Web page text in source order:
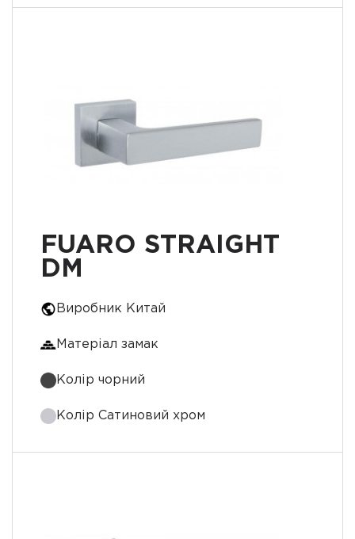
FUARO STRAIGHT
DM
Виробник Китай
Матеріал замак
Колір чорний
Колір Сатиновий хром